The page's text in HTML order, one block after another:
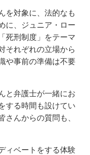
を対象に、法的なも
に、ジュニア・ロー
死刑制度」をテーマ
それぞれの立場から
や事前の準備は不要
と弁護士が一緒にお
する時間も設けてい
さんからの質問も、
ィベートをする体験